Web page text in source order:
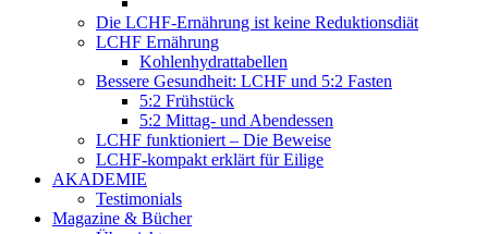
Die LCHF-Ernährung ist keine Reduktionsdiät
LCHF Ernährung
Kohlenhydrattabellen
Bessere Gesundheit: LCHF und 5:2 Fasten
5:2 Frühstück
5:2 Mittag- und Abendessen
LCHF funktioniert – Die Beweise
LCHF-kompakt erklärt für Eilige
AKADEMIE
Testimonials
Magazine & Bücher